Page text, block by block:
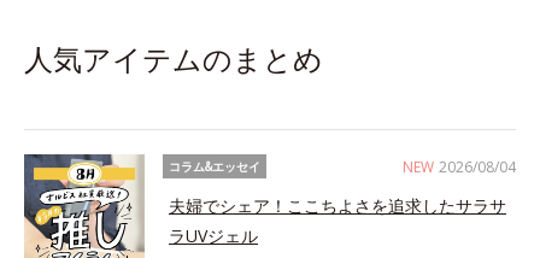
人気アイテムのまとめ
NEW 2026/08/04
コラム&エッセイ
夫婦でシェア！ここちよさを追求したサラサ
ラUVジェル